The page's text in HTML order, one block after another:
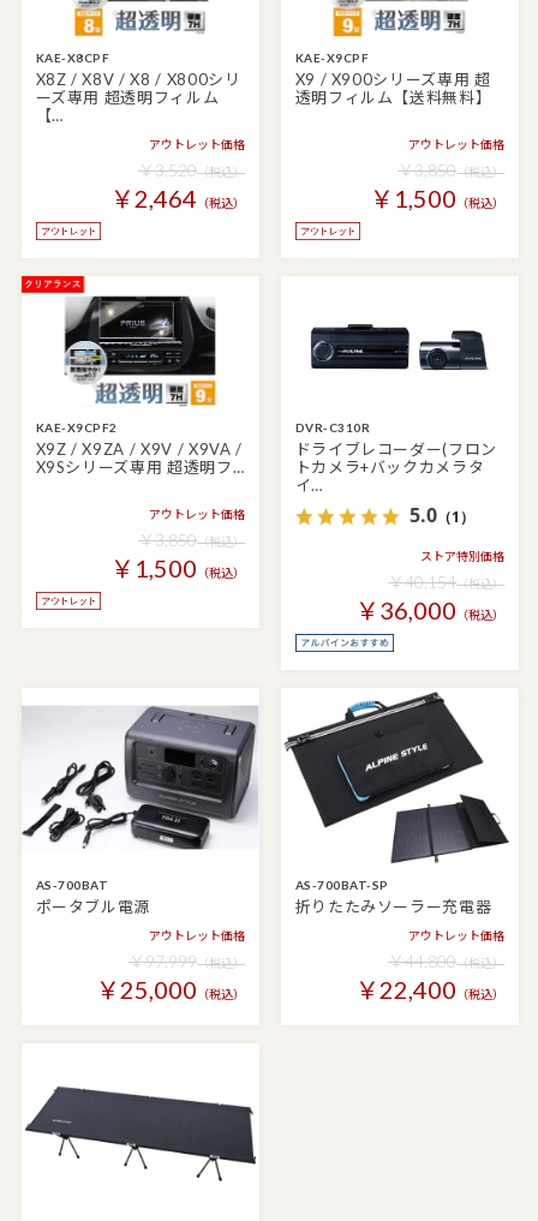
KAE-X8CPF
X8Z / X8V / X8 / X800シリ
ーズ専用 超透明フィルム
【…
アウトレット価格
￥3,520（税込）
￥2,464 （税込）
KAE-X9CPF
X9 / X900シリーズ専用 超
透明フィルム【送料無料】
アウトレット価格
￥3,850（税込）
￥1,500 （税込）
KAE-X9CPF2
X9Z / X9ZA / X9V / X9VA /
X9Sシリーズ専用 超透明フ…
アウトレット価格
￥3,850（税込）
￥1,500 （税込）
DVR-C310R
ドライブレコーダー(フロン
トカメラ+バックカメラタ
イ…
5.0（1）
ストア特別価格
￥40,154（税込）
￥36,000 （税込）
AS-700BAT
ポータブル電源
アウトレット価格
￥97,999（税込）
￥25,000 （税込）
AS-700BAT-SP
折りたたみソーラー充電器
アウトレット価格
￥44,800（税込）
￥22,400 （税込）